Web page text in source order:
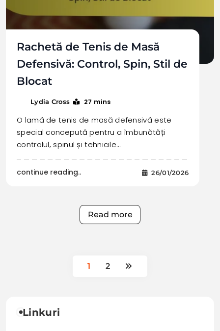
Rachetă de Tenis de Masă
Defensivă: Control, Spin, Stil de
Blocat
Lydia Cross 27 mins
O lamă de tenis de masă defensivă este
special concepută pentru a îmbunătăți
controlul, spinul și tehnicile…
continue reading.. 26/01/2026
Read more
1 2
Linkuri